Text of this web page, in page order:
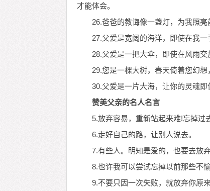
才能体会。
26.爸爸的教诲像一盏灯，为我照
27.父爱是宽阔的海洋，即使在我
28.父爱是一把大伞，即使在风雨
29.您是一棵大树，春天倚着您幻
30.父爱是一片大海，让你的灵魂即
赞美父亲的名人名言
5.放弃容易，重新站起来难!忘掉过
6.走好自己的路，让别人说去。
7.有些人。明知是爱的，也要去放
8.也许我可以尝试忘掉以前那些不
9.不要只因一次失败，就放弃你原